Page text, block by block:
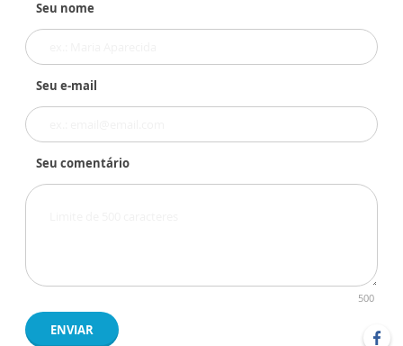
Seu nome
Seu e-mail
Seu comentário
500
ENVIAR